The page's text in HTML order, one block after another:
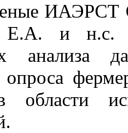
ИАЭРСТ
Е.А. и н.с.
опроса
области